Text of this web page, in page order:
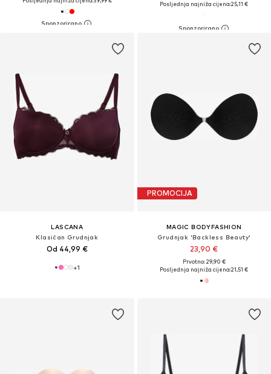
Posljednja najniža cijena:25,11 €
LASCANA
Klasičan Grudnjak
Od 44,99 €
+1
PROMOCIJA
MAGIC BODYFASHION
Grudnjak 'Backless Beauty'
23,90 €
Prvotno: 29,90 €
Posljednja najniža cijena:21,51 €